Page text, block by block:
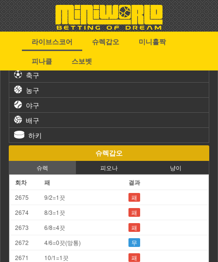
라이브스코어 슈렉갑오
미니홀짝
피나클
스보벳
축구
농구
야구
배구
하키
슈렉갑오
슈렉 피오나 냥이
회차 패 결과
2675 9/2=1끗
패
2674
8/3=1끗
패
2673
6/8=4끗
패
2672
4/6=0끗(망통)
무
2671
10/1=1끗 패